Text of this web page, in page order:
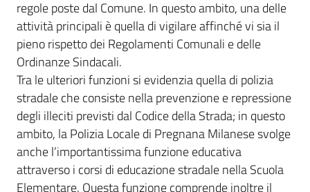
regole poste dal Comune. In questo ambito, una delle
attività principali è quella di vigilare affinché vi sia il
pieno rispetto dei Regolamenti Comunali e delle
Ordinanze Sindacali.
Tra le ulteriori funzioni si evidenzia quella di polizia
stradale che consiste nella prevenzione e repressione
degli illeciti previsti dal Codice della Strada; in questo
ambito, la Polizia Locale di Pregnana Milanese svolge
anche l’importantissima funzione educativa
attraverso i corsi di educazione stradale nella Scuola
Elementare. Questa funzione comprende inoltre il